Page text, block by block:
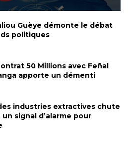
Guèye démonte le débat
politiques
50 Millions avec Feñal
apporte un démenti
industries extractives chute
un signal d’alarme pour